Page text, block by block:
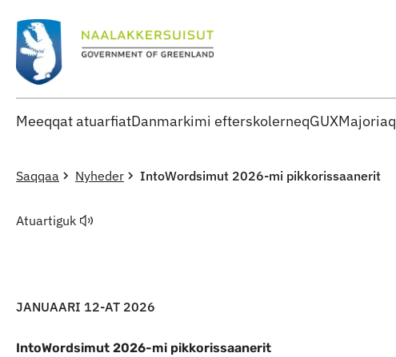
Meeqqat atuarfiatDanmarkimi efterskolerneqGUXMajoriaq
Saqqaa Nyheder IntoWordsimut 2026-mi pikkorissaanerit
Atuartiguk
JANUAARI 12-AT 2026
IntoWordsimut 2026-mi pikkorissaanerit